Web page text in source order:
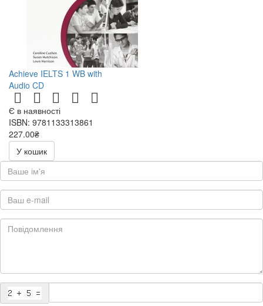
Achieve IELTS 1 WB with
Audio CD
Є в наявності
ISBN: 9781133313861
227.00₴
454.00₴
У кошик